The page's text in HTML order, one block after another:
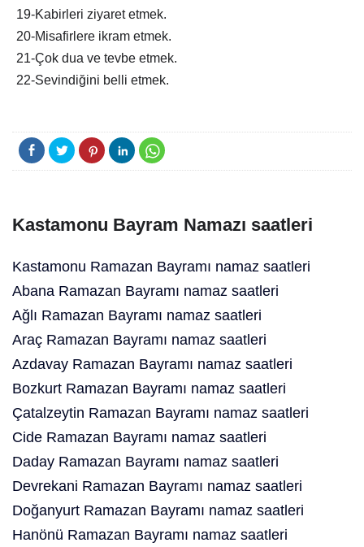
19-Kabirleri ziyaret etmek.
20-Misafirlere ikram etmek.
21-Çok dua ve tevbe etmek.
22-Sevindiğini belli etmek.
Kastamonu Bayram Namazı saatleri
Kastamonu Ramazan Bayramı namaz saatleri
Abana Ramazan Bayramı namaz saatleri
Ağlı Ramazan Bayramı namaz saatleri
Araç Ramazan Bayramı namaz saatleri
Azdavay Ramazan Bayramı namaz saatleri
Bozkurt Ramazan Bayramı namaz saatleri
Çatalzeytin Ramazan Bayramı namaz saatleri
Cide Ramazan Bayramı namaz saatleri
Daday Ramazan Bayramı namaz saatleri
Devrekani Ramazan Bayramı namaz saatleri
Doğanyurt Ramazan Bayramı namaz saatleri
Hanönü Ramazan Bayramı namaz saatleri